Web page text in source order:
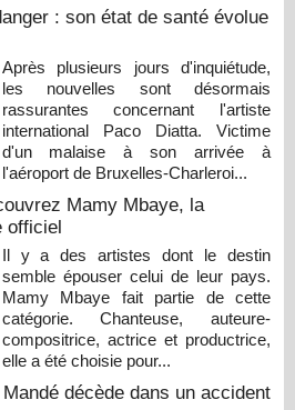
: son état de santé évolue
Après plusieurs jours d'inquiétude,
les nouvelles sont désormais
rassurantes concernant l'artiste
international Paco Diatta. Victime
d'un malaise à son arrivée à
l'aéroport de Bruxelles-Charleroi...
Mamy Mbaye, la
officiel
Il y a des artistes dont le destin
semble épouser celui de leur pays.
Mamy Mbaye fait partie de cette
catégorie. Chanteuse, auteure-
compositrice, actrice et productrice,
elle a été choisie pour...
décède dans un accident